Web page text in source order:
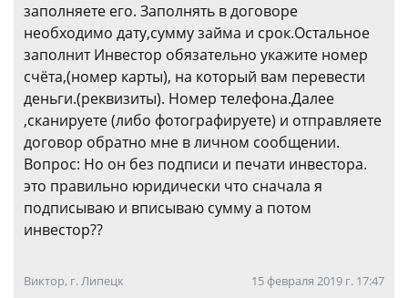
заполняете его. Заполнять в договоре
необходимо дату,сумму займа и срок.Остальное
заполнит Инвестор обязательно укажите номер
счёта,(номер карты), на который вам перевести
деньги.(реквизиты). Номер телефона.Далее
,сканируете (либо фотографируете) и отправляете
договор обратно мне в личном сообщении.
Вопрос: Но он без подписи и печати инвестора.
это правильно юридически что сначала я
подписываю и вписываю сумму а потом
инвестор??
Виктор, г. Липецк 15 февраля 2019 г. 17:47